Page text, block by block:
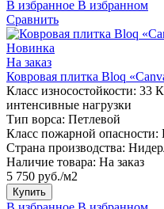
В избранное В избранном
Сравнить
Новинка
На заказ
Ковровая плитка Bloq
Класс износостойкости: 33
интенсивные нагрузки
Тип ворса: Петлевой
Класс пожарной опасности:
Страна производства:
Наличие товара: На заказ
5 750 руб./м2
Купить